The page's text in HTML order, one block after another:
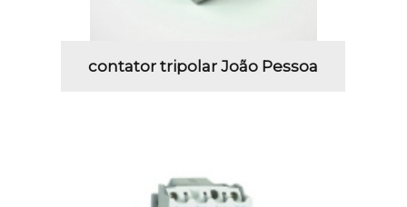
contator tripolar João Pessoa